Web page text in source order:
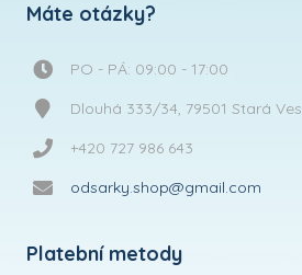
Máte otázky?
PO - PÁ: 09:00 - 17:00
Dlouhá 333/34, 79501 Stará Ves
+420 727 986 643
odsarky.shop@gmail.com
Platební metody